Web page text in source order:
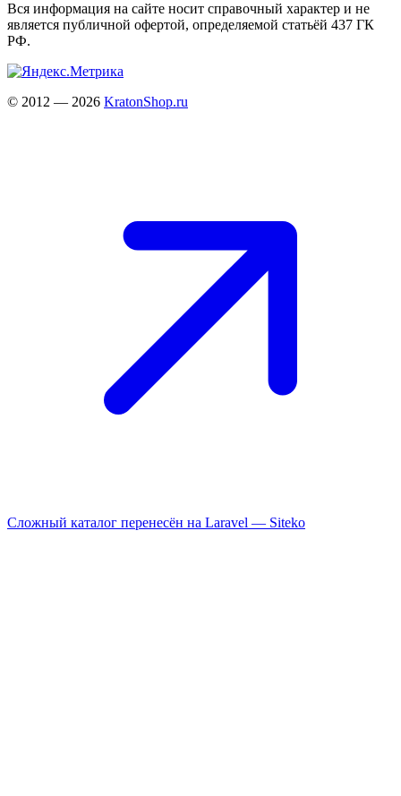
Вся информация на сайте носит справочный характер и не
является публичной офертой, определяемой статьёй 437 ГК
РФ.
© 2012 — 2026 KratonShop.ru
Сложный каталог перенесён на Laravel — Siteko